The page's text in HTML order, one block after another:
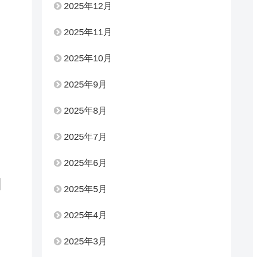
2025年12月
2025年11月
2025年10月
2025年9月
2025年8月
2025年7月
2025年6月
2025年5月
2025年4月
2025年3月